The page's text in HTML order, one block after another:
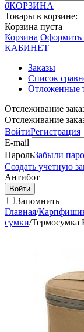
0КОРЗИНА
Товары в корзине:
Корзина пуста
Корзина Оформить
КАБИНЕТ
Заказы
Список
Отложенные
Отслеживание
Отслеживание
ВойтиРегистрация
E-mail
ПарольЗабыли
Создать учетную
Антибот
Войти
Запомнить
Главная/
сумки/Термосумка